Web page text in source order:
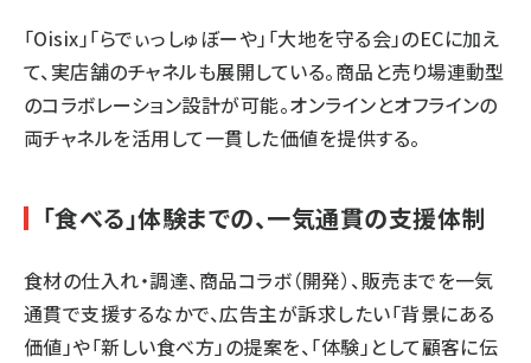
「Oisix」「らでぃっしゅぼーや」「大地を守る会」のECに加え
て、実店舗のチャネルも展開している。商品と売り場連動型
のコラボレーション設計が可能。オンラインとオフラインの
両チャネルを活用して一貫した価値を提供する。
「食べる」体験までの、一気通貫の支援体制
食材の仕入れ・調達、商品コラボ（開発）、販売までを一気
通貫で支援するなかで、広告主が訴求したい「背景にある
価値」や「新しい食べ方」の提案を、「体験」として顧客に伝